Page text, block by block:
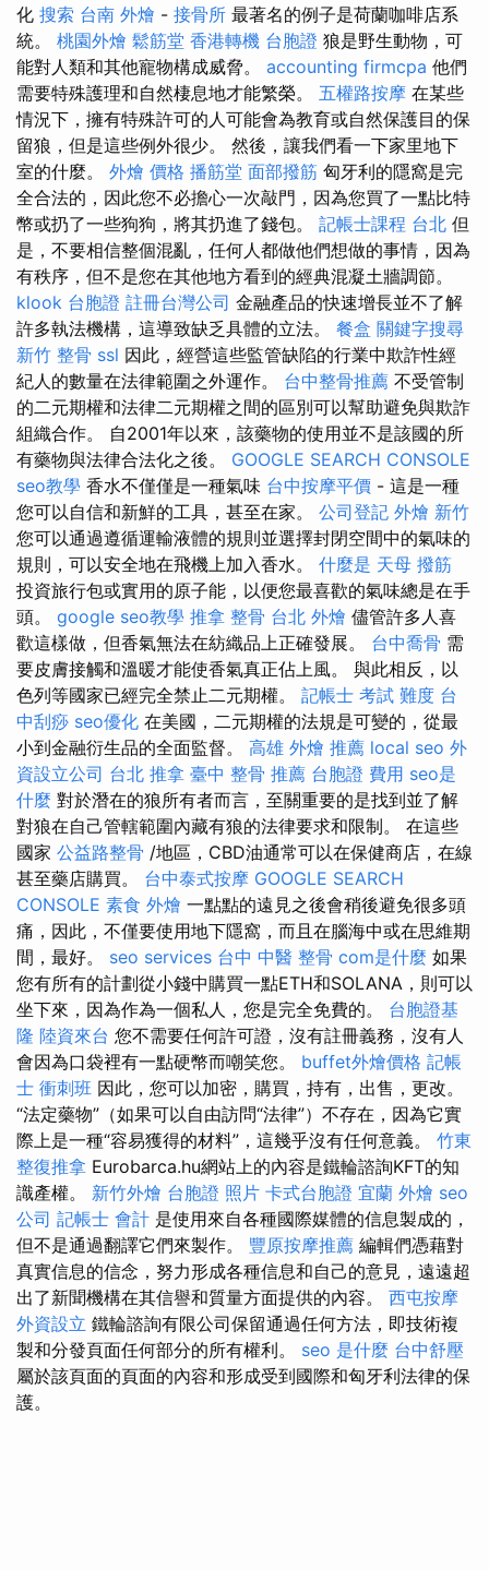
化 搜索 台南 外燴 - 接骨所 最著名的例子是荷蘭咖啡店系
統。 桃園外燴 鬆筋堂 香港轉機 台胞證 狼是野生動物，可
能對人類和其他寵物構成威脅。 accounting firmcpa 他們
需要特殊護理和自然棲息地才能繁榮。 五權路按摩 在某些
情況下，擁有特殊許可的人可能會為教育或自然保護目的保
留狼，但是這些例外很少。 然後，讓我們看一下家里地下
室的什麼。 外燴 價格 播筋堂 面部撥筋 匈牙利的隱窩是完
全合法的，因此您不必擔心一次敲門，因為您買了一點比特
幣或扔了一些狗狗，將其扔進了錢包。 記帳士課程 台北 但
是，不要相信整個混亂，任何人都做他們想做的事情，因為
有秩序，但不是您在其他地方看到的經典混凝土牆調節。
klook 台胞證 註冊台灣公司 金融產品的快速增長並不了解
許多執法機構，這導致缺乏具體的立法。 餐盒 關鍵字搜尋
新竹 整骨 ssl 因此，經營這些監管缺陷的行業中欺詐性經
紀人的數量在法律範圍之外運作。 台中整骨推薦 不受管制
的二元期權和法律二元期權之間的區別可以幫助避免與欺詐
組織合作。 自2001年以來，該藥物的使用並不是該國的所
有藥物與法律合法化之後。 GOOGLE SEARCH CONSOLE
seo教學 香水不僅僅是一種氣味 台中按摩平價 - 這是一種
您可以自信和新鮮的工具，甚至在家。 公司登記 外燴 新竹
您可以通過遵循運輸液體的規則並選擇封閉空間中的氣味的
規則，可以安全地在飛機上加入香水。 什麼是 天母 撥筋
投資旅行包或實用的原子能，以便您最喜歡的氣味總是在手
頭。 google seo教學 推拿 整骨 台北 外燴 儘管許多人喜
歡這樣做，但香氣無法在紡織品上正確發展。 台中喬骨 需
要皮膚接觸和溫暖才能使香氣真正佔上風。 與此相反，以
色列等國家已經完全禁止二元期權。 記帳士 考試 難度 台
中刮痧 seo優化 在美國，二元期權的法規是可變的，從最
小到金融衍生品的全面監督。 高雄 外燴 推薦 local seo 外
資設立公司 台北 推拿 臺中 整骨 推薦 台胞證 費用 seo是
什麼 對於潛在的狼所有者而言，至關重要的是找到並了解
對狼在自己管轄範圍內藏有狼的法律要求和限制。 在這些
國家 公益路整骨 /地區，CBD油通常可以在保健商店，在線
甚至藥店購買。 台中泰式按摩 GOOGLE SEARCH
CONSOLE 素食 外燴 一點點的遠見之後會稍後避免很多頭
痛，因此，不僅要使用地下隱窩，而且在腦海中或在思維期
間，最好。 seo services 台中 中醫 整骨 com是什麼 如果
您有所有的計劃從小錢中購買一點ETH和SOLANA，則可以
坐下來，因為作為一個私人，您是完全免費的。 台胞證基
隆 陸資來台 您不需要任何許可證，沒有註冊義務，沒有人
會因為口袋裡有一點硬幣而嘲笑您。 buffet外燴價格 記帳
士 衝刺班 因此，您可以加密，購買，持有，出售，更改。
“法定藥物”（如果可以自由訪問“法律”）不存在，因為它實
際上是一種“容易獲得的材料”，這幾乎沒有任何意義。 竹東
整復推拿 Eurobarca.hu網站上的內容是鐵輪諮詢KFT的知
識產權。 新竹外燴 台胞證 照片 卡式台胞證 宜蘭 外燴 seo
公司 記帳士 會計 是使用來自各種國際媒體的信息製成的，
但不是通過翻譯它們來製作。 豐原按摩推薦 編輯們憑藉對
真實信息的信念，努力形成各種信息和自己的意見，遠遠超
出了新聞機構在其信譽和質量方面提供的內容。 西屯按摩
外資設立 鐵輪諮詢有限公司保留通過任何方法，即技術複
製和分發頁面任何部分的所有權利。 seo 是什麼 台中舒壓
屬於該頁面的頁面的內容和形成受到國際和匈牙利法律的保
護。